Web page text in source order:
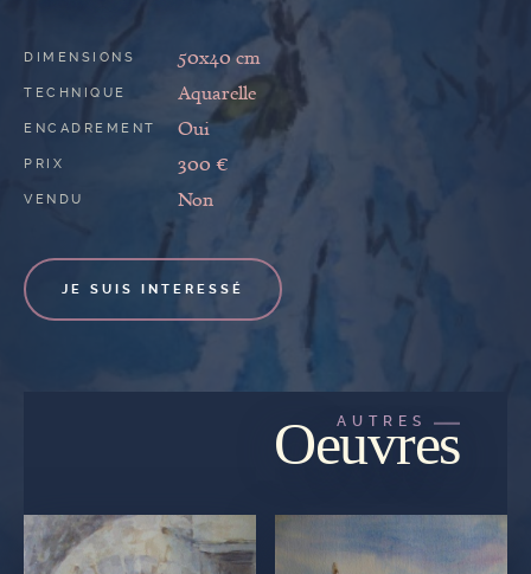
DIMENSIONS 50x40 cm
TECHNIQUE Aquarelle
ENCADREMENT Oui
PRIX 300 €
VENDU Non
JE SUIS INTERESSÉ
AUTRES
Oeuvres